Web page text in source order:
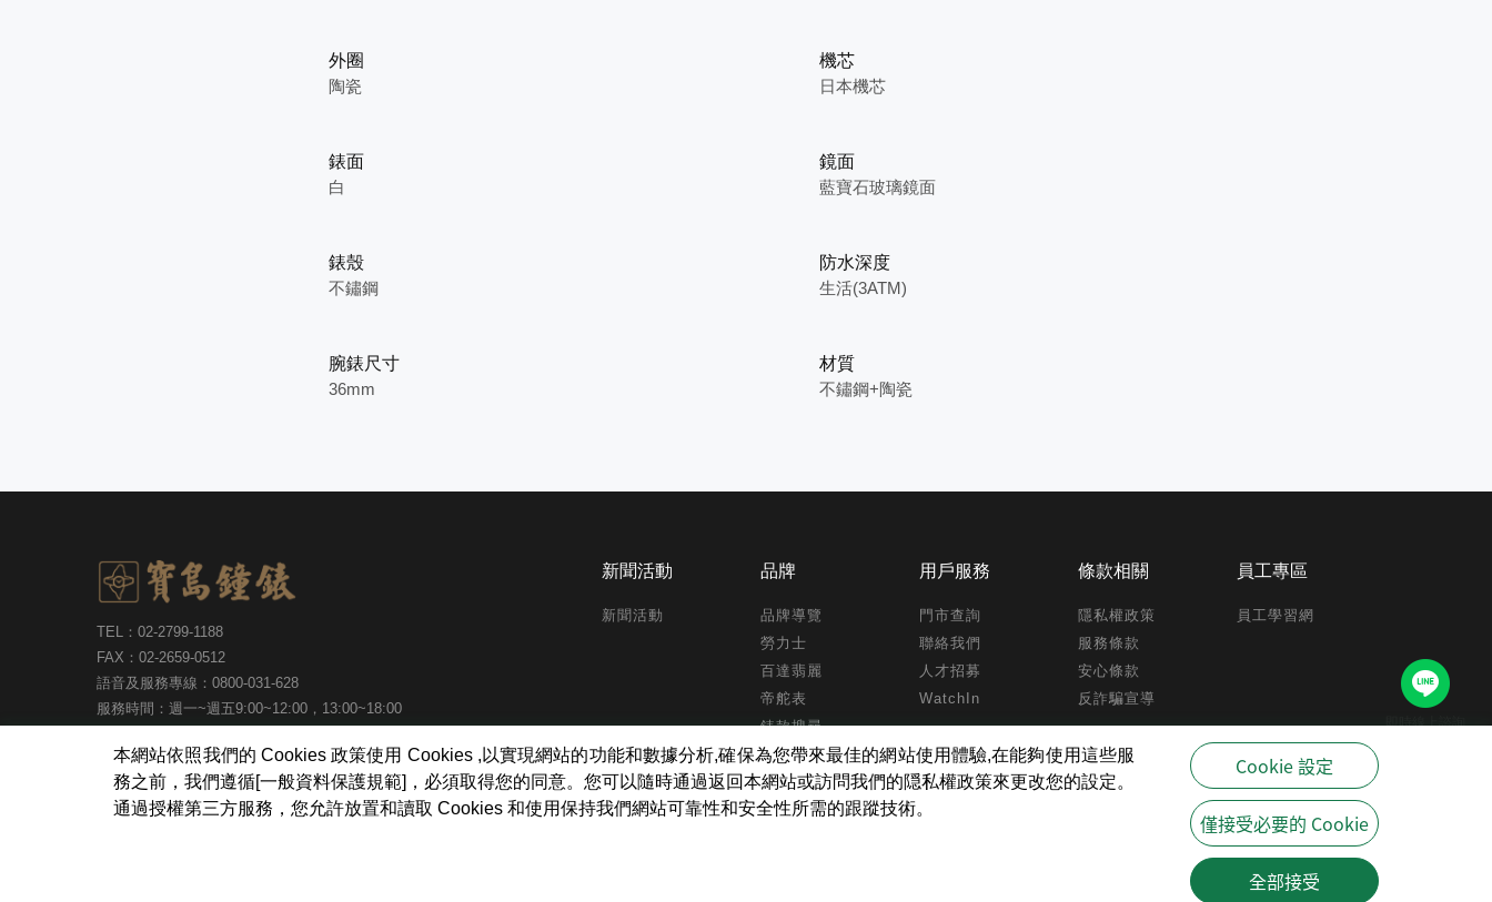
外圈
陶瓷
機芯
日本機芯
錶面
白
鏡面
藍寶石玻璃鏡面
錶殼
不鏽鋼
防水深度
生活(3ATM)
腕錶尺寸
36mm
材質
不鏽鋼+陶瓷
即時線上諮詢
TEL：02-2799-1188
FAX：02-2659-0512
語音及服務專線：0800-031-628
服務時間：週一~週五9:00~12:00，13:00~18:00
新聞活動
新聞活動
品牌
品牌導覽
勞力士
百達翡麗
帝舵表
錶款搜尋
用戶服務
門市查詢
聯絡我們
人才招募
WatchIn
條款相關
隱私權政策
服務條款
安心條款
反詐騙宣導
員工專區
員工學習網
本網站依照我們的 Cookies 政策使用 Cookies ,以實現網站的功能和數據分析,確保為您帶來最佳的網站使用體驗,在能夠使用這些服
務之前，我們遵循[一般資料保護規範]，必須取得您的同意。您可以隨時通過返回本網站或訪問我們的隠私權政策來更改您的設定。
通過授權第三方服務，您允許放置和讀取 Cookies 和使用保持我們網站可靠性和安全性所需的跟蹤技術。
Cookie 設定
僅接受必要的 Cookie
全部接受